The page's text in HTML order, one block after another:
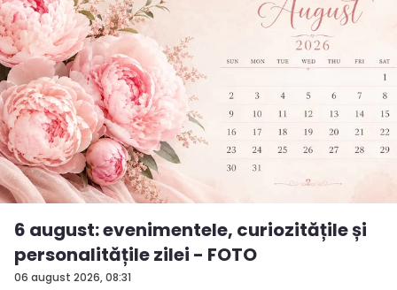
06 august 2026, 08:31
6 august: evenimentele, curiozitățile și
personalitățile zilei - FOTO